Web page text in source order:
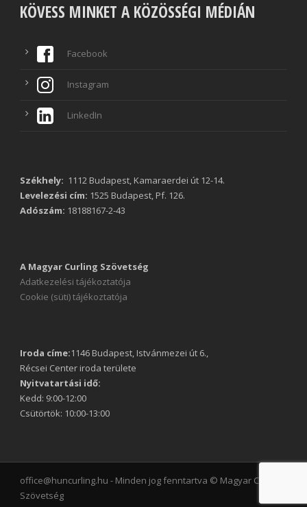
KÖVESS MINKET A KÖZÖSSÉGI MÉDIÁN
Facebook
Instagram
LinkedIn
Székhely: 1112 Budapest, Kamaraerdei út 12-14.
Levelezési cím: 1525 Budapest, Pf. 126.
Adószám: 18188167-2-43
A Magyar Curling Szövetség
Adatkezelési tájékoztatója
Cookie (süti) tájékoztatója
Iroda címe:1146 Budapest, Istvánmezei út 6.,
Récsei Center iroda területe
Nyitvatartási idő:
Kedd: 9:00-12:00
Csütörtök: 10:00-13:00
office@huncurling.hu - Minden jog fenntartva © Magyar Curling
Szövetség